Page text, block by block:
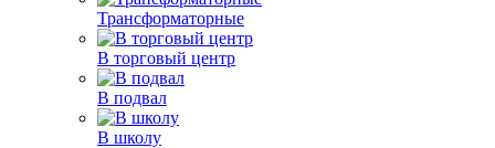
Трансформаторные
В торговый центр
В подвал
В школу